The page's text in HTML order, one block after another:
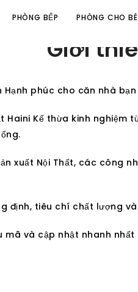
PHÒNG BẾP PHÒNG CHO BÉ
Giới
Hạnh phúc cho căn nhà bạn
Haini Kế thừa kinh
xuất Nội Thất, các công
định, tiêu chí chất lượng
mã và cập nhật nhanh